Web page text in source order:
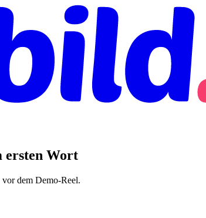
ersten Wort
vor dem Demo-Reel.